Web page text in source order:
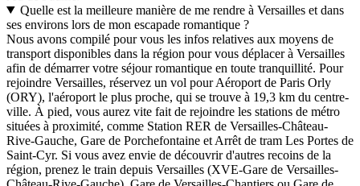
Quelle est la meilleure manière de me rendre à Versailles et dans
ses environs lors de mon escapade romantique ?
Nous avons compilé pour vous les infos relatives aux moyens de
transport disponibles dans la région pour vous déplacer à Versailles
afin de démarrer votre séjour romantique en toute tranquillité. Pour
rejoindre Versailles, réservez un vol pour Aéroport de Paris Orly
(ORY), l'aéroport le plus proche, qui se trouve à 19,3 km du centre-
ville. À pied, vous aurez vite fait de rejoindre les stations de métro
situées à proximité, comme Station RER de Versailles-Château-
Rive-Gauche, Gare de Porchefontaine et Arrêt de tram Les Portes de
Saint-Cyr. Si vous avez envie de découvrir d'autres recoins de la
région, prenez le train depuis Versailles (XVE-Gare de Versailles-